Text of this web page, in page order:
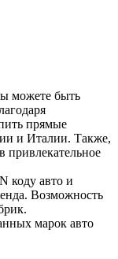
можете быть
прямые
и Италии. Также,
привлекательное
коду авто и
Возможность
марок авто